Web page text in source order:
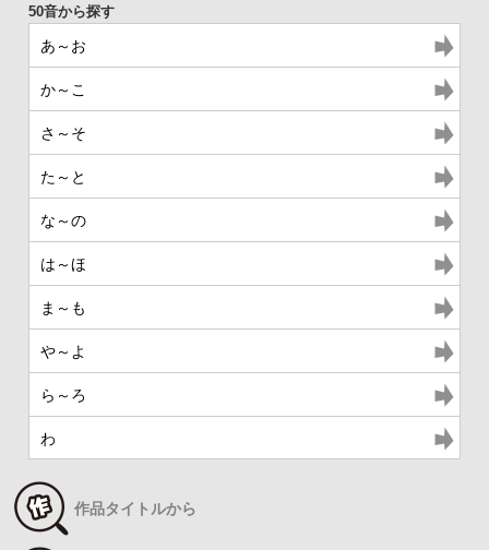
あ～お
か～こ
さ～そ
た～と
な～の
は～ほ
ま～も
や～よ
ら～ろ
わ
作品タイトルから